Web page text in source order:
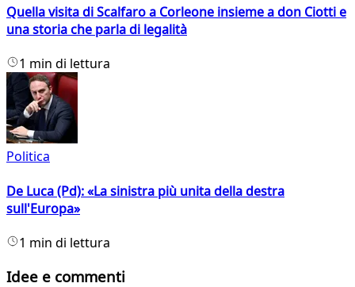
Quella visita di Scalfaro a Corleone insieme a don Ciotti e
una storia che parla di legalità
1 min di lettura
Politica
De Luca (Pd): «La sinistra più unita della destra
sull'Europa»
1 min di lettura
Idee e commenti